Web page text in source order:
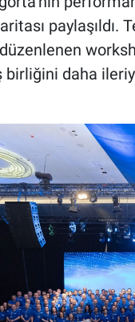
düzenlenen
birliğini daha